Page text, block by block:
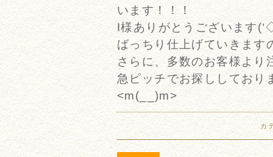
います！！！
I様ありがとうございます
ばっちり仕上げていきます
さらに、多数のお客様よ
急ピッチでお探ししており
<m(__)m>
カ